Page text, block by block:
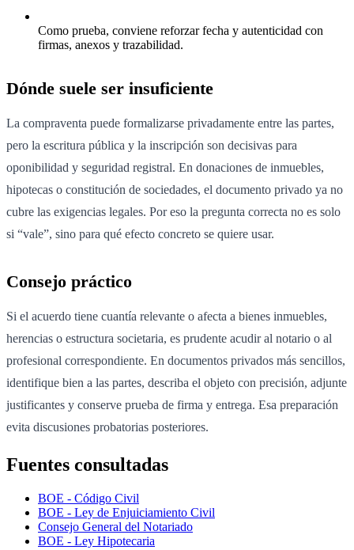
Como prueba, conviene reforzar fecha y autenticidad con
firmas, anexos y trazabilidad.
Dónde suele ser insuficiente
La compraventa puede formalizarse privadamente entre las partes,
pero la escritura pública y la inscripción son decisivas para
oponibilidad y seguridad registral. En donaciones de inmuebles,
hipotecas o constitución de sociedades, el documento privado ya no
cubre las exigencias legales. Por eso la pregunta correcta no es solo
si “vale”, sino para qué efecto concreto se quiere usar.
Consejo práctico
Si el acuerdo tiene cuantía relevante o afecta a bienes inmuebles,
herencias o estructura societaria, es prudente acudir al notario o al
profesional correspondiente. En documentos privados más sencillos,
identifique bien a las partes, describa el objeto con precisión, adjunte
justificantes y conserve prueba de firma y entrega. Esa preparación
evita discusiones probatorias posteriores.
Fuentes consultadas
BOE - Código Civil
BOE - Ley de Enjuiciamiento Civil
Consejo General del Notariado
BOE - Ley Hipotecaria